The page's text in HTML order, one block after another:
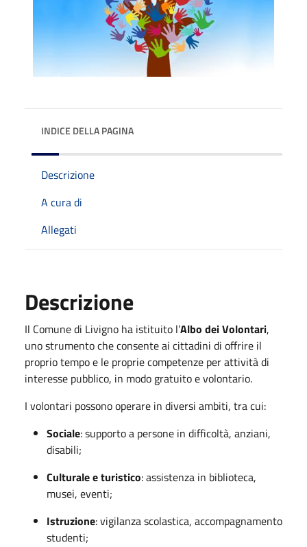
INDICE DELLA PAGINA
Descrizione
A cura di
Allegati
Descrizione
Il Comune di Livigno ha istituito l’Albo dei Volontari,
uno strumento che consente ai cittadini di offrire il
proprio tempo e le proprie competenze per attività di
interesse pubblico, in modo gratuito e volontario.
I volontari possono operare in diversi ambiti, tra cui:
Sociale: supporto a persone in difficoltà, anziani,
disabili;
Culturale e turistico: assistenza in biblioteca,
musei, eventi;
Istruzione: vigilanza scolastica, accompagnamento
studenti;